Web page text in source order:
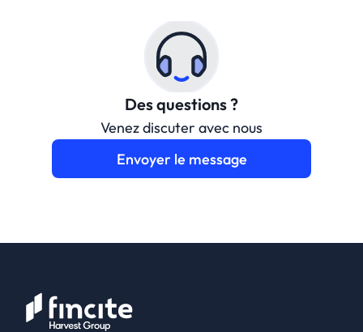
Des questions ?
Venez discuter avec nous
Envoyer le message